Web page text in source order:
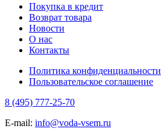
Покупка в кредит
Возврат товара
Новости
О нас
Контакты
Политика конфиденциальности
Пользовательское соглашение
8 (495) 777-25-70
E-mail: info@voda-vsem.ru